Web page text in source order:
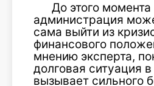
До этого момента
администрация
сама выйти из
финансового
мнению эксперта,
долговая ситуация
вызывает сильного